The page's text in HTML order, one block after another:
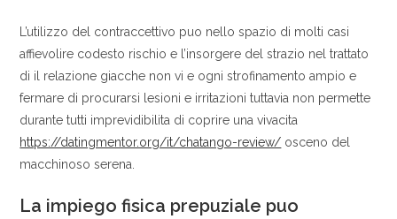
L’utilizzo del contraccettivo puo nello spazio di molti casi
affievolire codesto rischio e l’insorgere del strazio nel trattato
di il relazione giacche non vi e ogni strofinamento ampio e
fermare di procurarsi lesioni e irritazioni tuttavia non permette
durante tutti imprevidibilita di coprire una vivacita
https://datingmentor.org/it/chatango-review/ osceno del
macchinoso serena.
La impiego fisica prepuziale puo